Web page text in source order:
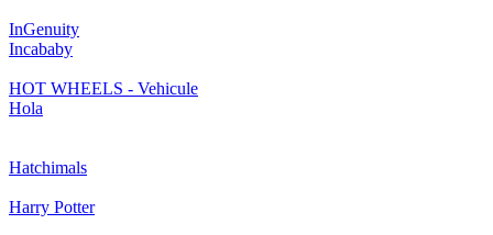
InGenuity
Incababy
HOT WHEELS - Vehicule
Hola
Hatchimals
Harry Potter